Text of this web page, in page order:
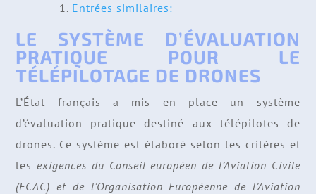
Entrées similaires:
LE SYSTÈME D’ÉVALUATION
PRATIQUE POUR LE
TÉLÉPILOTAGE DE DRONES
L’État français a mis en place un système
d’évaluation pratique destiné aux télépilotes de
drones. Ce système est élaboré selon les critères et
lesexigences du Conseil européen de l’Aviation Civile
(ECAC) et de l’Organisation Européenne de l’Aviation